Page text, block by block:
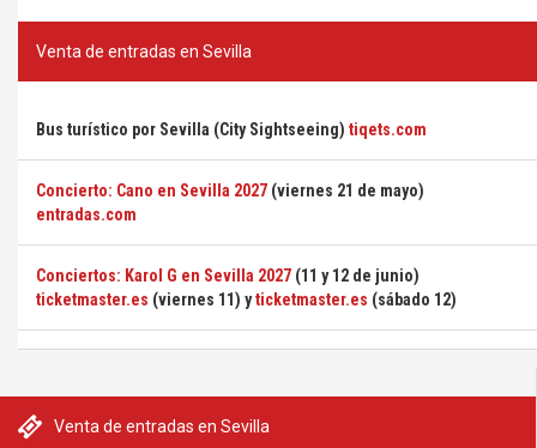
Venta de entradas en Sevilla
Venta de entradas en Sevilla
Bus turístico por Sevilla (City Sightseeing) tiqets.com
Concierto: Cano en Sevilla 2027 (viernes 21 de mayo)
entradas.com
Conciertos: Karol G en Sevilla 2027 (11 y 12 de junio)
ticketmaster.es (viernes 11) yticketmaster.es (sábado 12)